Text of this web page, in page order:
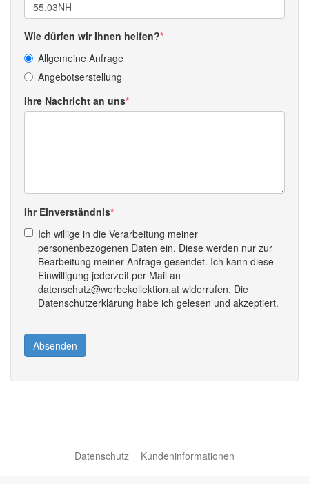
Wie dürfen wir Ihnen helfen?
Allgemeine Anfrage
Angebotserstellung
Ihre Nachricht an uns
Ihr Einverständnis
Ich willige in die Verarbeitung meiner
personenbezogenen Daten ein. Diese werden nur zur
Bearbeitung meiner Anfrage gesendet. Ich kann diese
Einwilligung jederzeit per Mail an
datenschutz@werbekollektion.at widerrufen. Die
Datenschutzerklärung habe ich gelesen und akzeptiert.
Absenden
Datenschutz Kundeninformationen